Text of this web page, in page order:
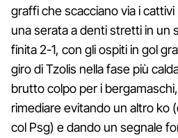
graffi che scacciano via i
una serata a denti stretti in un
finita 2-1, con gli ospiti in gol
giro di Tzolis nella fase più
brutto colpo per i
rimediare evitando un altro ko
col Psg) e dando un segnale